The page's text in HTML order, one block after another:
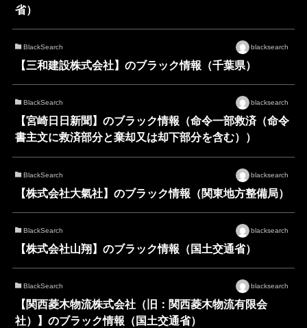
省）
BlackSearch blacksearch
【三和建設株式会社】のブラック情報（千葉県）
BlackSearch blacksearch
【宮崎日日新聞】のブラック情報（命令一部救済（命令
書主文に救済部分と棄却又は却下部分を含む））
BlackSearch blacksearch
【株式会社大氣社】のブラック情報（関東地方整備局）
BlackSearch blacksearch
【株式会社山翔】のブラック情報（国土交通省）
BlackSearch blacksearch
【関西菱木物流株式会社（旧：関西菱木物流有限会
社）】のブラック情報（国土交通省）